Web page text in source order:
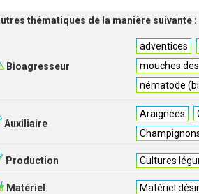
thématiques de la manière suivante :
Bioagresseur
adventices
mouches
nématode
Auxiliaire
Araignées
Production Cultures
Matériel Matériel